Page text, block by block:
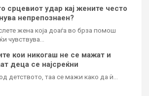
срцевиот удар кај жените често
непрепознаен?
жена која доаѓа во брза помош
чувствува…
кои никогаш не се мажат и
деца се најсреќни
детството, таа се мажи како да ѝ…